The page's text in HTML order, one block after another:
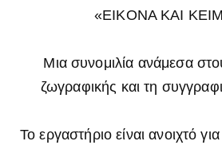
«EIKONA KAI
Μια συνομιλία ανάμεσα
ζωγραφικής και τη
Το εργαστήριο είναι ανοιχτό